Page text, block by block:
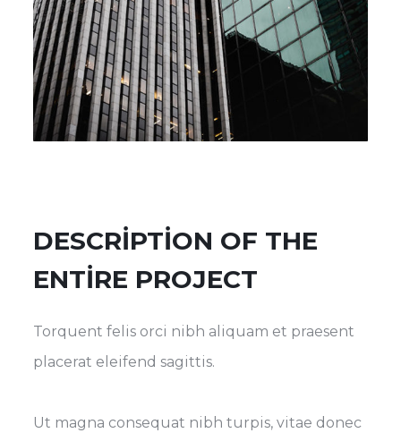
DESCRIPTION OF THE
ENTIRE PROJECT
Torquent felis orci nibh aliquam et praesent
placerat eleifend sagittis.
Ut magna consequat nibh turpis, vitae donec